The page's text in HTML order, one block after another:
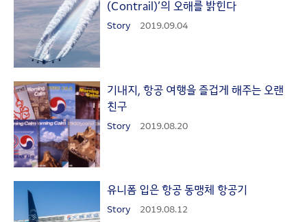
(Contrail)’의 오해를 밝힌다
Story 2019.09.04
기내지, 항공 여행을 즐겁게 해주는 오랜
친구
Story 2019.08.20
유니폼 입은 항공 동맹체 항공기
Story 2019.08.12